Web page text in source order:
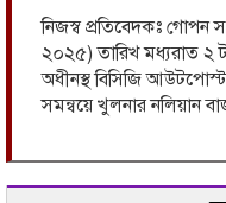
ভিত্তিতে
সোমবার (৩
মার্চ ২০২৫)
তারিখ
টায়
বাংলাদেশ
নিজস্ব প্রতিবেদকঃ গোপন
২০২৫) তারিখ মধ্যরাত ২
অধীনস্থ বিসিজি
সমন্বয়ে খুলনার নলিয়ান